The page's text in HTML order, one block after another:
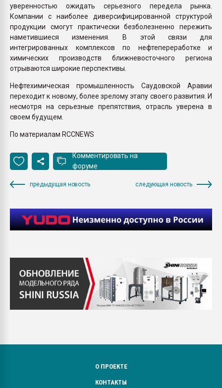
уверенностью ожидать серьезного передела рынка.
Компании с наиболее диверсифицированной структурой
продукции смогут практически безболезненно пережить
наметившиеся изменения. В этой связи для
интегрированных комплексов по нефтепереработке и
химических производств ближневосточного региона
отрываются широкие перспективы.
Нефтехимическая промышленность Саудовской Аравии
переходит к новому, более зрелому этапу своего развития. И
несмотря на серьезные препятствия, отрасль уверена в
своем будущем.
По материалам RCCNEWS
Комментировать на
форуме
предыдущая новость следующая новость
О ПРОЕКТЕ
КОНТАКТЫ